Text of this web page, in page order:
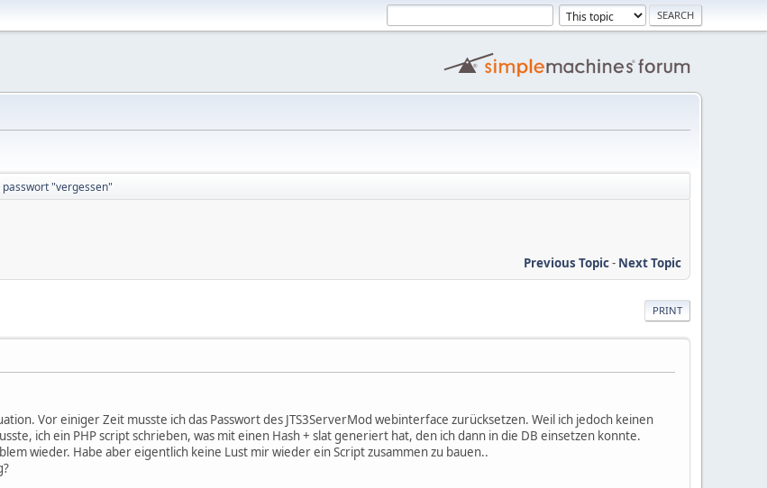
"vergessen"
Previous Topic- Next Topic
PRINT
Vor einiger Zeit musste ich das Passwort des JTS3ServerMod webinterface zurücksetzen. Weil ich jedoch keinen
ich ein PHP script schrieben, was mit einen Hash + slat generiert hat, den ich dann in die DB einsetzen konnte.
wieder. Habe aber eigentlich keine Lust mir wieder ein Script zusammen zu bauen..